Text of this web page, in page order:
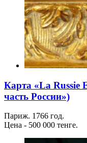
Карта «La Russie
часть России»)
Париж. 1766 год.
Цена - 500 000 тенге.